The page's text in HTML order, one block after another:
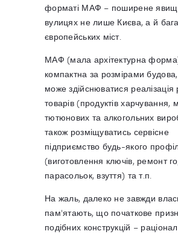
форматі МАФ – поширене
вулицях не лише Києва, а й
європейських міст.
МАФ (мала архітектурна
компактна за розмірами будова,
може здійснюватися реалізація
товарів (продуктів харчування,
тютюнових та алкогольних
також розміщуватись сервісне
підприємство будь-якого
(виготовлення ключів, ремонт
парасольок, взуття) та т.п.
На жаль, далеко не завжди
пам'ятають, що початкове
подібних конструкцій –